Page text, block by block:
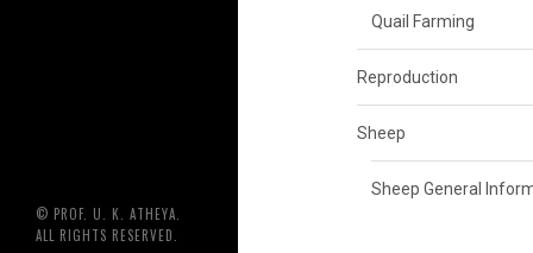
© PROF. U. K. ATHEYA.
ALL RIGHTS RESERVED.
Quail Farming
Reproduction
Sheep
Sheep General